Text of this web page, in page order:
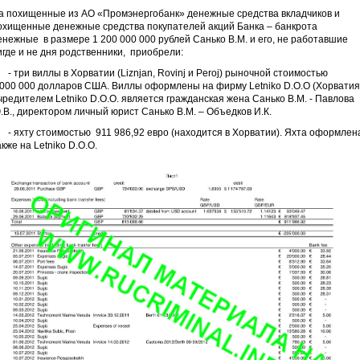
похищенные из АО «Промэнергобанк» денежные средства вкладчиков и
денежные средства покупателей акций Банка – банкрота
в размере 1 200 000 000 рублей Санько В.М. и его, не работавшие
и не дня родственники, приобрели:
три виллы в Хорватии (Liznjan, Rovinj и Peroj) рыночной стоимостью
000 долларов США. Виллы оформлены на фирму Letniko D.O.O
Letniko D.O.O. является гражданская жена Санько В.М. - Павлова
директором личный юрист Санько В.М. – Объедков И.К.
яхту стоимостью 911 986,92 евро (находится в Хорватии). Яхта
на Letniko D.O.O.